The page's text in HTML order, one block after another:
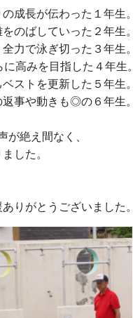
成長が伝わった１年生。
のばしていった２年生。
力で泳ぎ切った３年生。
高みを目指した４年生。
ストを更新した５年生。
事や動きも◎の６年生。
が絶え間なく、
した。
りがとうございました。